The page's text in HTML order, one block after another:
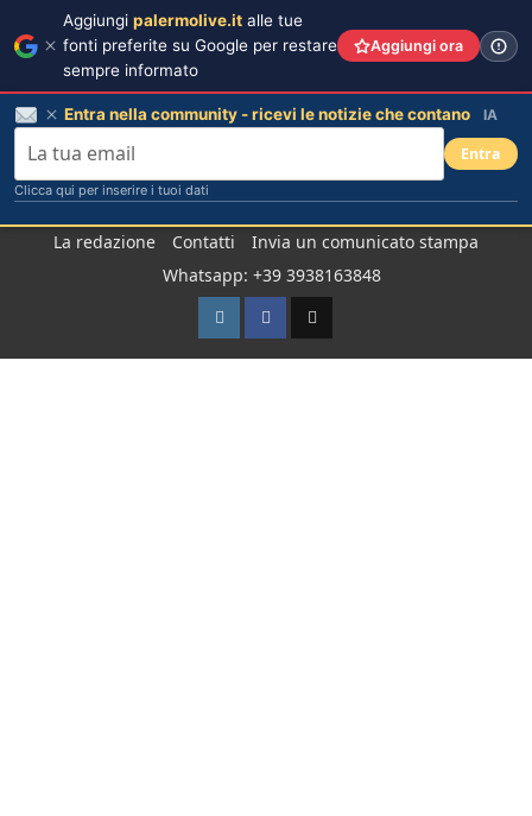
La redazione Contatti
Invia un comunicato stampa
Whatsapp: +39 3938163848
InstagramFacebook
TikTok
Aggiungi palermolive.it alle tue
fonti preferite su Google per restare
sempre informato
Aggiungi ora
Entra nella community - ricevi le notizie che contano IA
Entra
Clicca qui per inserire i tuoi dati